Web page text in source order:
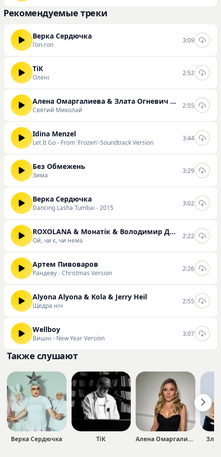
Рекомендуемые треки
Верка Сердючка
Гоп-гоп
3:09
ТіК
Олені
2:52
Алена Омаргалиева & Злата Огневич & Анна Трінчер & Positiff & Demchuk & Enleo
Святий Миколай
2:55
Idina Menzel
Let It Go - From 'Frozen'-Soundtrack Version
3:44
Без Обмежень
Зима
3:29
Верка Сердючка
Dancing Lasha Tumbai - 2015
3:02
ROXOLANA & Монатік & Володимир Дантес & Пилип Коляденко & KAZKA & Марія Квітка
Ой, чи є, чи нема
2:22
Артем Пивоваров
Рандеву - Christmas Version
2:26
Alyona Alyona & Kola & Jerry Heil
Щедра ніч
2:55
Wellboy
Вишні - New Year Version
3:07
Также слушают
Верка Сердючка ТіК Алена Омаргалиева